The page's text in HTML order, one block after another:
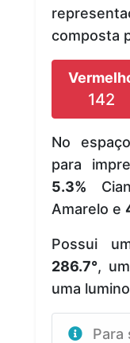
composta
142
No
para
5.3%
Amarelo e
Possui
286.7°,
uma
Para